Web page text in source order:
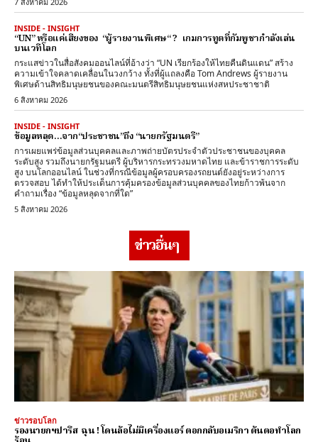
INSIDE - INSIGHT
“UN” หรือแค่เสียงของ “ผู้รายงานพิเศษ“ ? เกมการทูตที่กัมพูชากำลังเล่น
บนเวทีโลก
กระแสข่าวในสื่อสังคมออนไลน์ที่อ้างว่า “UN เรียกร้องให้ไทยคืนดินแดน” สร้าง
ความเข้าใจคลาดเคลื่อนในวงกว้าง ทั้งที่ผู้แถลงคือ Tom Andrews ผู้รายงาน
พิเศษด้านสิทธิมนุษยชนของคณะมนตรีสิทธิมนุษยชนแห่งสหประชาชาติ
6 สิงหาคม 2026
INSIDE - INSIGHT
ข้อมูลหลุด…จาก“ประชาชน”ถึง “นายกรัฐมนตรี”
การเผยแพร่ข้อมูลส่วนบุคคลและภาพถ่ายบัตรประจำตัวประชาชนของบุคคล
ระดับสูง รวมถึงนายกรัฐมนตรี ผู้บริหารกระทรวงมหาดไทย และข้าราชการระดับ
สูง บนโลกออนไลน์ ในช่วงที่กรณีข้อมูลผู้ครอบครองรถยนต์ยังอยู่ระหว่างการ
ตรวจสอบ ได้ทำให้ประเด็นการคุ้มครองข้อมูลส่วนบุคคลของไทยก้าวพ้นจาก
คำถามเรื่อง “ข้อมูลหลุดจากที่ใด”
5 สิงหาคม 2026
ข่าวอื่นๆ
ข่าวรอบโลก
รองนายกฯปารีส ฉุน ! โดนล้อไม่มีเครื่องแอร์ ตอกกลับอเมริกา ต้นตอทำโลก